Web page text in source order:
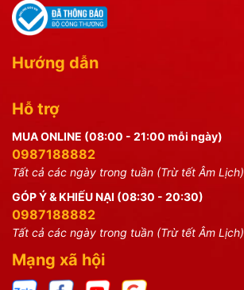
Hướng dẫn
Hỗ trợ
MUA ONLINE (08:00 - 21:00 mỗi ngày)
0987188882
Tất cả các ngày trong tuần (Trừ tết Âm Lịch)
GÓP Ý & KHIẾU NẠI (08:30 - 20:30)
0987188882
Tất cả các ngày trong tuần (Trừ tết Âm Lịch)
Mạng xã hội